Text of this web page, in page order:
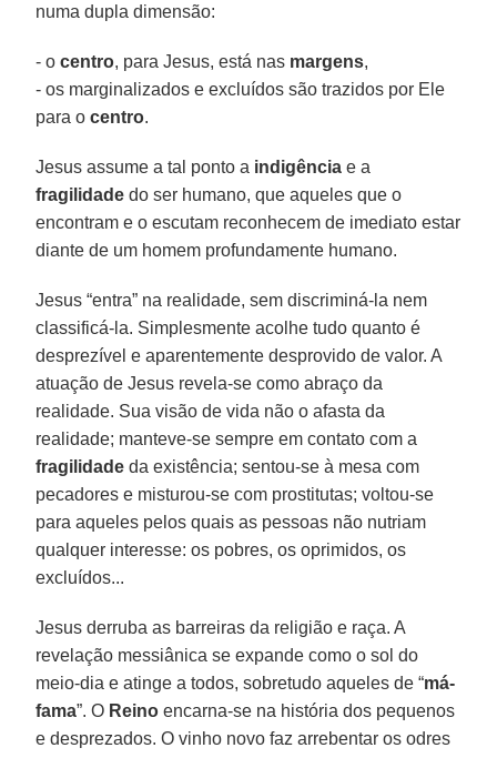
numa dupla dimensão:
- ocentro, para Jesus, está nas margens,
- os marginalizados e excluídos são trazidos por Ele
para o centro.
Jesus assume a tal ponto a indigência e a
fragilidade do ser humano, que aqueles que o
encontram e o escutam reconhecem de imediato estar
diante de um homem profundamente humano.
Jesus “entra” na realidade, sem discriminá-la nem
classificá-la. Simplesmente acolhe tudo quanto é
desprezível e aparentemente desprovido de valor. A
atuação de Jesus revela-se como abraço da
realidade. Sua visão de vida não o afasta da
realidade; manteve-se sempre em contato com a
fragilidade da existência; sentou-se à mesa com
pecadores e misturou-se com prostitutas; voltou-se
para aqueles pelos quais as pessoas não nutriam
qualquer interesse: os pobres, os oprimidos, os
excluídos...
Jesus derruba as barreiras da religião e raça. A
revelação messiânica se expande como o sol do
meio-dia e atinge a todos, sobretudo aqueles de “má-
fama”. O Reino encarna-se na história dos pequenos
e desprezados. O vinho novo faz arrebentar os odres